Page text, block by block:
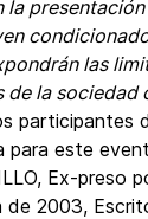
la
las
de la sociedad
participantes
para este
Ex-preso
de 2003,